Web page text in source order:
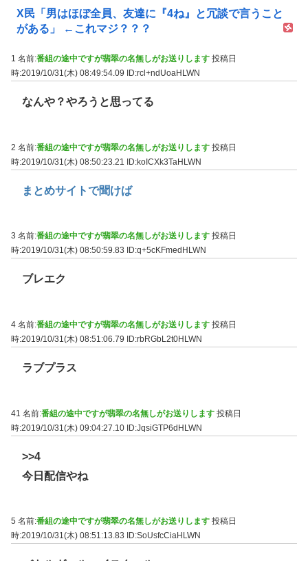
X民「男はほぼ全員、友達に『4ね』と冗談で言うこと
がある」 ←これマジ？？？
1 名前:番組の途中ですが翡翠の名無しがお送りします 投稿日
時:2019/10/31(木) 08:49:54.09
ID:rcl+ndUoaHLWN
なんや？やろうと思ってる
2 名前:番組の途中ですが翡翠の名無しがお送りします 投稿日
時:2019/10/31(木) 08:50:23.21 ID:koICXk3TaHLWN
まとめサイトで聞けば
3 名前:番組の途中ですが翡翠の名無しがお送りします 投稿日
時:2019/10/31(木) 08:50:59.83
ID:q+5cKFmedHLWN
ブレエク
4 名前:番組の途中ですが翡翠の名無しがお送りします 投稿日
時:2019/10/31(木) 08:51:06.79
ID:rbRGbL2t0HLWN
ラブプラス
41 名前:番組の途中ですが翡翠の名無しがお送りします 投稿日
時:2019/10/31(木) 09:04:27.10 ID:JqsiGTP6dHLWN
>>4
今日配信やね
5 名前:番組の途中ですが翡翠の名無しがお送りします 投稿日
時:2019/10/31(木) 08:51:13.83
ID:SoUsfcCiaHLWN